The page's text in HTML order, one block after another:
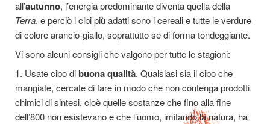
all’autunno, l’energia predominante diventa quella della
Terra, e perciò i cibi più adatti sono i cereali e tutte le verdure
di colore arancio-giallo, soprattutto se di forma tondeggiante.
Vi sono alcuni consigli che valgono per tutte le stagioni:
1. Usate cibo dibuona qualità. Qualsiasi sia il cibo che
mangiate, cercate di fare in modo che non contenga prodotti
chimici di sintesi, cioè quelle sostanze che fino alla fine
dell’800 non esistevano e che l’uomo, imitando la natura, ha